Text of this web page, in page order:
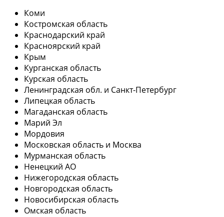
Коми
Костромская область
Краснодарский край
Красноярский край
Крым
Курганская область
Курская область
Ленинградская обл. и Санкт-Петербург
Липецкая область
Магаданская область
Марий Эл
Мордовия
Московская область и Москва
Мурманская область
Ненецкий АО
Нижегородская область
Новгородская область
Новосибирская область
Омская область